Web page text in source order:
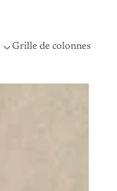
Grille de colonnes